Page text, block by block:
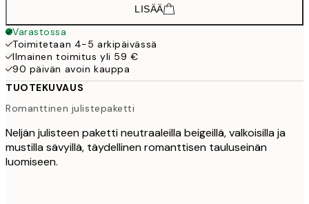
LISÄÄ
Varastossa
Toimitetaan 4-5 arkipäivässä
Ilmainen toimitus yli 59 €
90 päivän avoin kauppa
TUOTEKUVAUS
Romanttinen julistepaketti
Neljän julisteen paketti neutraaleilla beigeillä, valkoisilla ja
mustilla sävyillä, täydellinen romanttisen tauluseinän
luomiseen.